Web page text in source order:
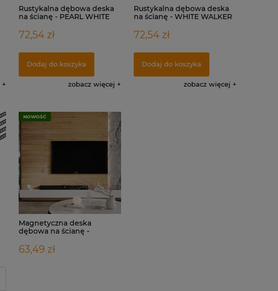
Rustykalna dębowa deska
na ścianę - PEARL WHITE
72,54 zł
Dodaj do koszyka
zobacz więcej
Rustykalna dębowa deska
na ścianę - WHITE WALKER
72,54 zł
Dodaj do koszyka
zobacz więcej
Magnetyczna deska
dębowa na ścianę -
63,49 zł
NOWOŚĆ